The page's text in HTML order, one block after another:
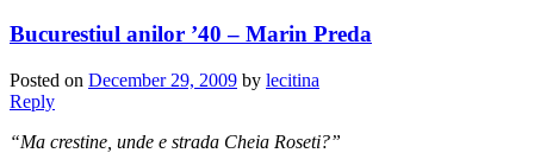
Bucurestiul anilor ’40 – Marin Preda
Posted on December 29, 2009 by lecitina
Reply
“Ma crestine, unde e strada Cheia Roseti?”